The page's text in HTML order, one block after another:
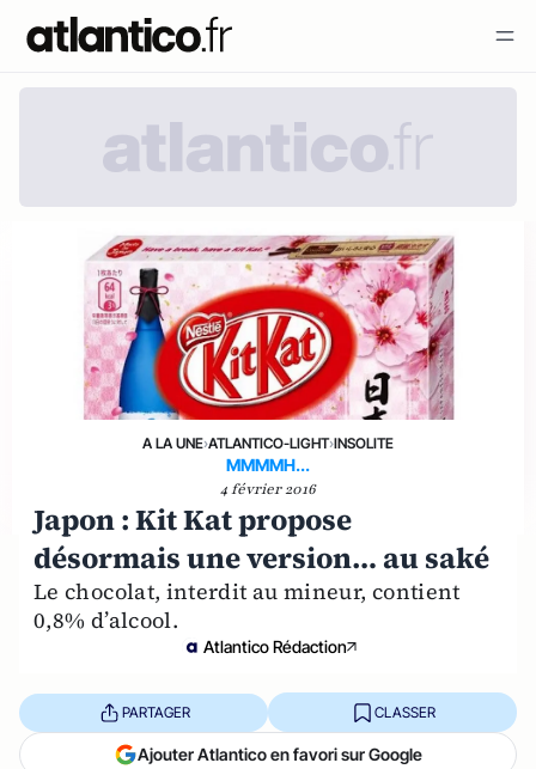
A LA UNE›ATLANTICO-LIGHT›INSOLITE
MMMMH...
4 février 2016
Japon : Kit Kat propose
désormais une version… au saké
Le chocolat, interdit au mineur, contient
0,8% d’alcool.
Atlantico Rédaction
PARTAGER CLASSER
Ajouter Atlantico en favori sur Google